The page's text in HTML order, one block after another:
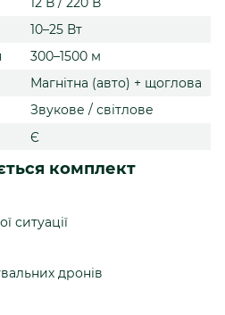
10–25 Вт
300–1500 м
Магнітна (авто) + щоглова
Звукове / світлове
Є
комплект
ситуації
дронів